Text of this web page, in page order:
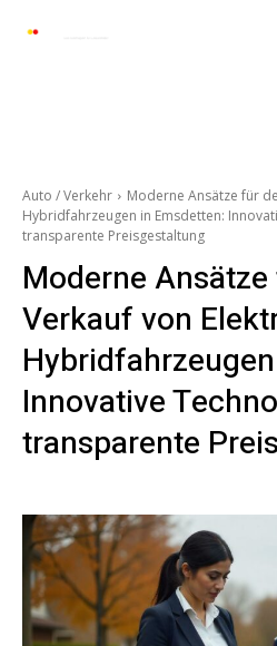
Auto / Verkehr
Moderne Ansätze für
Hybridfahrzeugen in Emsdetten:
transparente Preisgestaltung
Moderne
Verkauf von
Innovative
transparente